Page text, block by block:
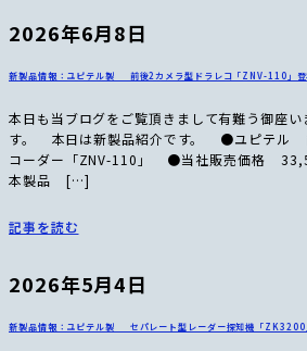
2026年6月8日
新製品情報：ユピテル製 前後2カメラ型ドラレコ「ZNV-110」登
本日も当ブログをご覧頂きまして有難う御
す。 本日は新製品紹介です。 ●ユピテル
コーダー「ZNV-110」 ●当社販売価格
本製品 […]
記事を読む
2026年5月4日
新製品情報：ユピテル製 セパレート型レーダー探知機「ZK3200